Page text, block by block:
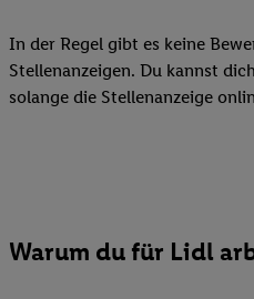
In der Regel gibt es keine
Stellenanzeigen. Du kannst
solange die Stellenanzeige
Warum du für Lidl